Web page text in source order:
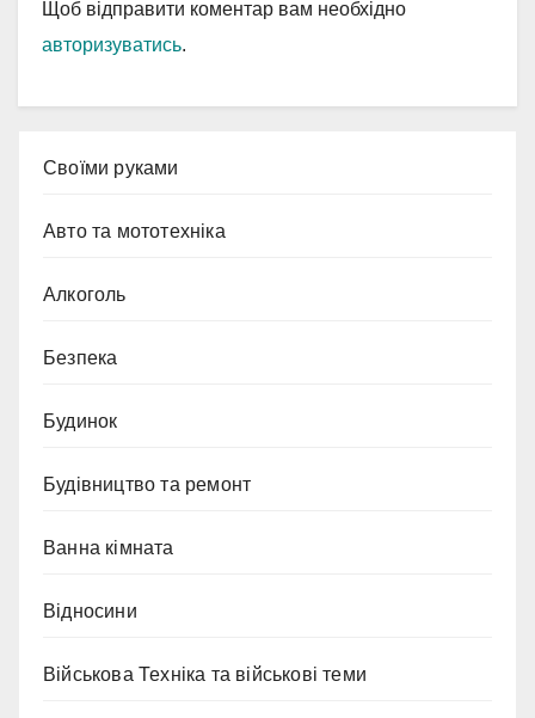
Щоб відправити коментар вам необхідно
авторизуватись.
Cвоїми руками
Авто та мототехніка
Алкоголь
Безпека
Будинок
Будівництво та ремонт
Ванна кімната
Відносини
Військова Техніка та військові теми